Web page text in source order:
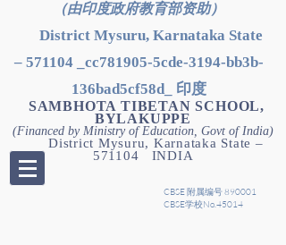
（由印度政府教育部资助）
District Mysuru, Karnataka State
– 571104 _cc781905-5cde-3194-bb3b-
136bad5cf58d_ 印度
SAMBHOTA TIBETAN SCHOOL,
BYLAKUPPE
(Financed by Ministry of Education, Govt of India)
District Mysuru, Karnataka State –
571104 INDIA
CBSE 附属编号 890001
CBSE学校No.45014